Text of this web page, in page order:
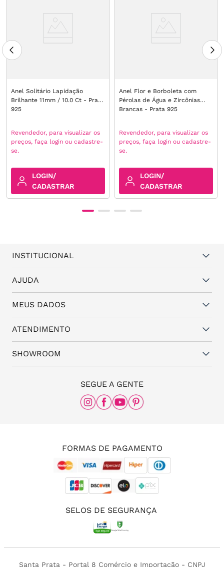
Anel Solitário Lapidação
Brilhante 11mm / 10.0 Ct - Prata
925
Revendedor, para visualizar os
preços, faça login ou cadastre-
se.
LOGIN/
CADASTRAR
Anel Flor e Borboleta com
Pérolas de Água e Zircônias
Brancas - Prata 925
Revendedor, para visualizar os
preços, faça login ou cadastre-
se.
LOGIN/
CADASTRAR
INSTITUCIONAL
Quem somos
Vantagens
Política de Trocas e Garantia
Política de Privacidade
Assistência Técnica
AJUDA
Dúvidas frequentes
Fale conosco
MEUS DADOS
Cadastro
Minha conta
Meus pedidos
ATENDIMENTO
(11) 94824-6508
(11) 3087-8168
SHOWROOM
Rua Frei Caneca, nº 558 - 11º andar, Consolação,
São Paulo - SP, 01307-000
SEGUE A GENTE
FORMAS DE PAGAMENTO
SELOS DE SEGURANÇA
Santa Prata - Portal 8 Comércio e Importação - CNPJ